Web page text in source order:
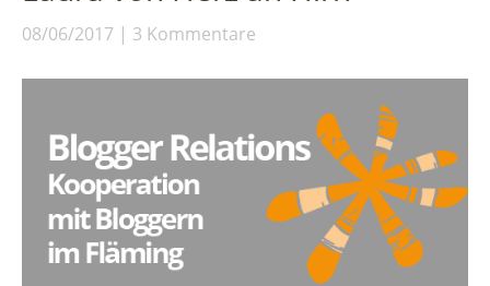
08/06/2017 3 Kommentare